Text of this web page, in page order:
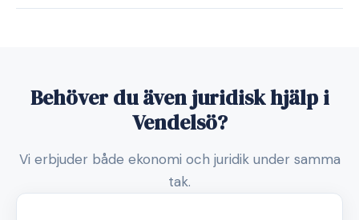
Behöver du även juridisk hjälp i
Vendelsö?
Vi erbjuder både ekonomi och juridik under samma
tak.